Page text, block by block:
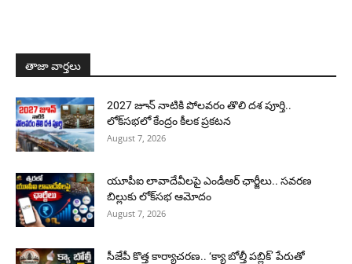
తాజా వార్తలు
2027 జూన్ నాటికి పోలవరం తొలి దశ పూర్తి..
లోక్‌సభలో కేంద్రం కీలక ప్రకటన
August 7, 2026
యూపీఐ లావాదేవీలపై ఎండీఆర్ ఛార్జీలు.. సవరణ
బిల్లుకు లోక్‌సభ ఆమోదం
August 7, 2026
సీజేపీ కొత్త కార్యాచరణ.. ‘క్యా బోల్తీ పబ్లిక్’ పేరుతో